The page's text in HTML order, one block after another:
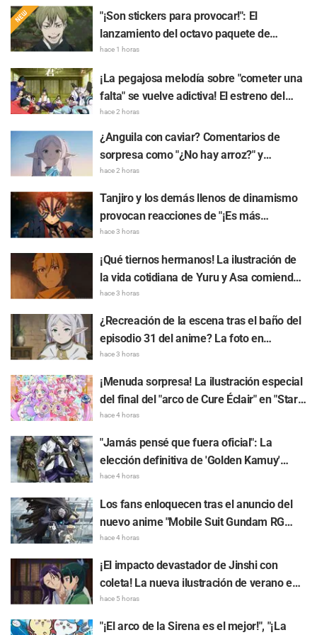
"¡Son stickers para provocar!": El
lanzamiento del octavo paquete de
stickers del arco de The Culling Game de
con frases como "Quiero usar muchísimo
el de 'Yokei na Ose-Wi-Fi'"
hace 1 horas
¡La pegajosa melodía sobre "cometer una
falta" se vuelve adictiva! El estreno del
video musical del tema insertado de "The
Elusive Samurai" causa gran sensación:
"Una canción de personaje en una obra de
época en plena era Reiwa"
hace 2 horas
¿Anguila con caviar? Comentarios de
sorpresa como "¿No hay arroz?" y
reacciones que dicen "Comerla a la
parrilla sin salsa es de verdaderos
conocedores" ante la publicación de
"Frieren: Más allá del final del viaje"
hace 2 horas
Tanjiro y los demás llenos de dinamismo
provocan reacciones de "¡Es más
deslumbrante que en la pantalla!": El
cartel gigante de "Demon Slayer: Kimetsu
no Yaiba - Castillo Infinito" aparece en
Ikebukuro y genera una gran repercusión
hace 3 horas
¡Qué tiernos hermanos! La ilustración de
la vida cotidiana de Yuru y Asa comiendo
raspados en "Daemons of the Shadow
Realm" desata reacciones de "Es
demasiado valioso, me muero" y "Parecen
totalmente una pareja"
hace 3 horas
¿Recreación de la escena tras el baño del
episodio 31 del anime? La foto en
colaboración entre "Frieren: Más allá del
final del viaje" y "Garigari-kun" causa
sensación al parecer que "tiene la cabeza
envuelta en una toalla"
hace 3 horas
¡Menuda sorpresa! La ilustración especial
del final del "arco de Cure Éclair" en "Star
Detective Precure!" conmueve a los fans:
"Siento un gran nudo en el corazón" y "Se
nota el amor de la producción"
hace 4 horas
"Jamás pensé que fuera oficial": La
elección definitiva de 'Golden Kamuy'
entre "Tanigaki el Matagi" y "Genjiro-chan"
provoca una lluvia de comentarios de "Me
encantan ambos"
hace 4 horas
Los fans enloquecen tras el anuncio del
nuevo anime "Mobile Suit Gundam RG
XARX-ZERO" para 2027: "¡¡Una capa y un
brazo tipo bestia!!" y "El mecha del
protagonista es muy atractivo"
hace 4 horas
¡El impacto devastador de Jinshi con
coleta! La nueva ilustración de verano en
yukata de "Los diarios de la boticaria"
genera furor: "Me dio un paro cardíaco" y
hace 5 horas
"¡El arco de la Sirena es el mejor!", "¡La